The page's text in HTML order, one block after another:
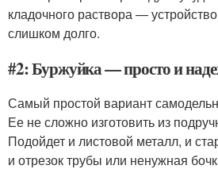
кладочного раствора —
слишком долго.
#2: Буржуйка — просто и
Самый простой вариант
Ее не сложно изготовить из
Подойдет и листовой металл, и
и отрезок трубы или ненужная